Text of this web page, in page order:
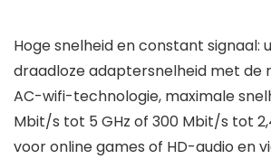
Hoge snelheid en constant signaal:
draadloze adaptersnelheid met de
AC-wifi-technologie, maximale
Mbit/s tot 5 GHz of 300 Mbit/s tot
voor online games of HD-audio en